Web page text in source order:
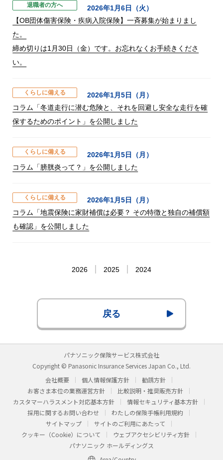
退職者の方へ
2026年1月6日（火）
【OB団体傷害保険・疾病入院保険】一斉募集が始まりまし
た。
締め切りは1月30日（金）です。お忘れなくお手続きくださ
い。
くらしに備える
2026年1月5日（月）
コラム「冬道走行に潜む危険と、それを回避し安全な走行を確
保するためのポイント」を公開しました
くらしに備える
2026年1月5日（月）
コラム「膀胱炎って？」を公開しました
くらしに備える
2026年1月5日（月）
コラム「地震保険に家財補償は必要？ その特徴と独自の補償額
も確認」を公開しました
2026 2025 2024
戻る
パナソニック保険サービス株式会社
Copyright © Panasonic Insurance Services Japan Co., Ltd.
会社概要
個人情報保護方針
勧誘方針
お客さま本位の業務運営方針
比較説明・推奨販売方針
カスタマーハラスメント対応基本方針
情報セキュリティ基本方針
採用に関するお問い合わせ
わたしの保険手帳利用規約
サイトマップ
サイトのご利用にあたって
クッキー（Cookie）について
ウェブアクセシビリティ方針
パナソニック ホールディングス